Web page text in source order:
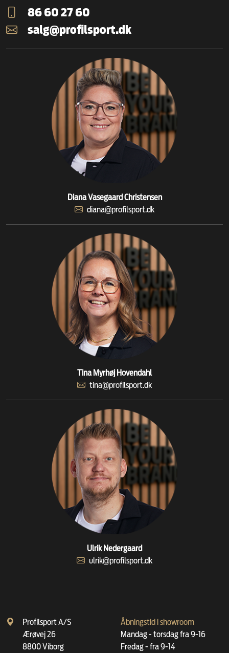
86 60 27 60
salg@profilsport.dk
Diana Vasegaard Christensen
diana@profilsport.dk
Tina Myrhøj Hovendahl
tina@profilsport.dk
Ulrik Nedergaard
ulrik@profilsport.dk
Profilsport A/S
Ærøvej 26
8800 Viborg
Åbningstid i showroom
Mandag - torsdag fra 9-16
Fredag - fra 9-14